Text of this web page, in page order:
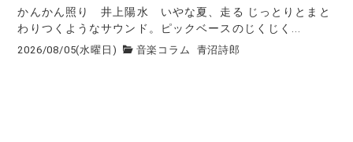
かんかん照り 井上陽水 いやな夏、走る じっとりとまと
わりつくようなサウンド。ピックベースのじくじく...
2026/08/05(水曜日) 音楽コラム 青沼詩郎